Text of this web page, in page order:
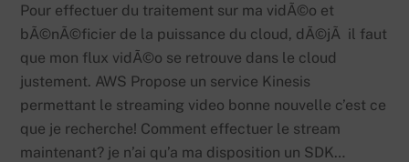
Pour effectuer du traitement sur ma vidÃ©o et
bÃ©nÃ©ficier de la puissance du cloud, dÃ©jÃ il faut
que mon flux vidÃ©o se retrouve dans le cloud
justement. AWS Propose un service Kinesis
permettant le streaming video bonne nouvelle c’est ce
que je recherche! Comment effectuer le stream
maintenant? je n’ai qu’a ma disposition un SDK…